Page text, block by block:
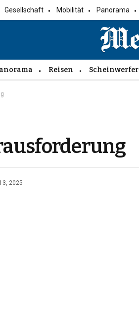
Gesellschaft Mobilität Panorama
Reisen Scheinwerfer
2025